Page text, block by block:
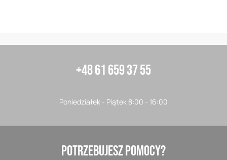
+48 61 659 37 55
Poniedziałek - Piątek 8:00 - 16:00
POTRZEBUJESZ POMOCY?